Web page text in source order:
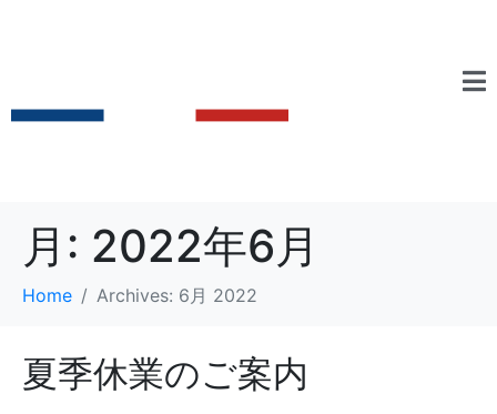
月: 2022年6月
Home Archives: 6月 2022
夏季休業のご案内